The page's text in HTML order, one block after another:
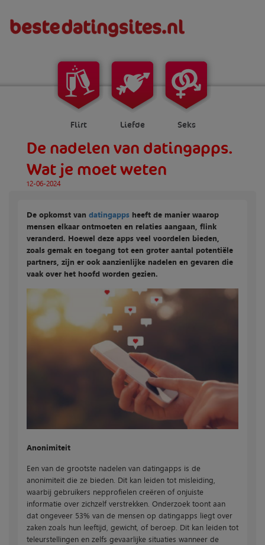
Flirt Liefde Seks
De nadelen van datingapps.
Wat je moet weten
12-06-2024
De opkomst van datingapps heeft de manier waarop
mensen elkaar ontmoeten en relaties aangaan, flink
veranderd. Hoewel deze apps veel voordelen bieden,
zoals gemak en toegang tot een groter aantal potentiële
partners, zijn er ook aanzienlijke nadelen en gevaren die
vaak over het hoofd worden gezien.
Anonimiteit
Een van de grootste nadelen van datingapps is de
anonimiteit die ze bieden. Dit kan leiden tot misleiding,
waarbij gebruikers nepprofielen creëren of onjuiste
informatie over zichzelf verstrekken. Onderzoek toont aan
dat ongeveer 53% van de mensen op datingapps liegt over
zaken zoals hun leeftijd, gewicht, of beroep. Dit kan leiden tot
teleurstellingen en zelfs gevaarlijke situaties wanneer de